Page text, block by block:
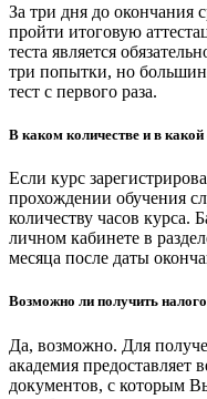
За три дня до окончания
пройти итоговую
теста является
три попытки, но
тест с первого раза.
В каком количестве и в
Если курс
прохождении обучения
количеству часов курса.
личном кабинете в
месяца после даты
Возможно ли получить
Да, возможно. Для
академия предоставляет
документов, с которым